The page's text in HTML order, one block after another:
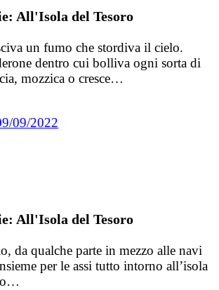
All'Isola del Tesoro
un fumo che stordiva il cielo.
dentro cui bolliva ogni sorta di
mozzica o cresce…
09/2022
All'Isola del Tesoro
da qualche parte in mezzo alle navi
per le assi tutto intorno all’isola